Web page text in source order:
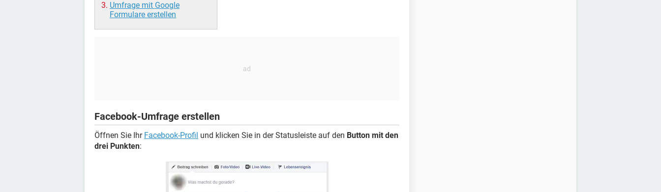
Umfrage mit Google
Formulare erstellen
Facebook-Umfrage erstellen
Öffnen Sie Ihr Facebook-Profil und klicken Sie in der Statusleiste auf den Button mit den
drei Punkten: